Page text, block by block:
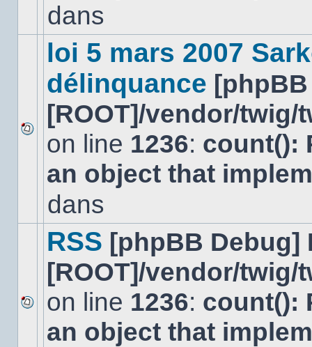
sujet.
dans
Aucun
nouveau
message
non-
dans
loi 5 mars 2007
délinquance
[ROOT]/vendor/
on line 1236: count():
an object that
dans
Aucun
nouveau
message
RSS [phpBB Debug]
[ROOT]/vendor/
on line 1236: count():
an object that